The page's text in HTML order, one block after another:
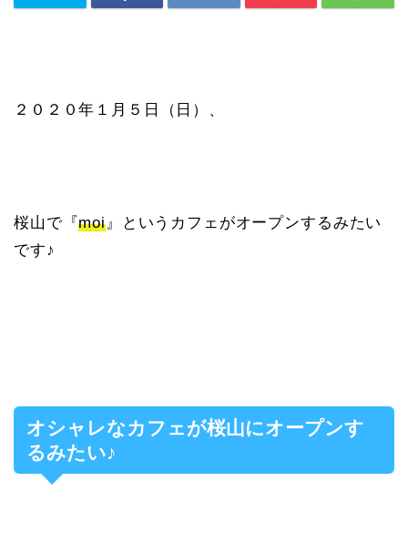
２０２０年１月５日（日）、
桜山で『moi』というカフェがオープンするみたい
です♪
オシャレなカフェが桜山にオープンす
るみたい♪